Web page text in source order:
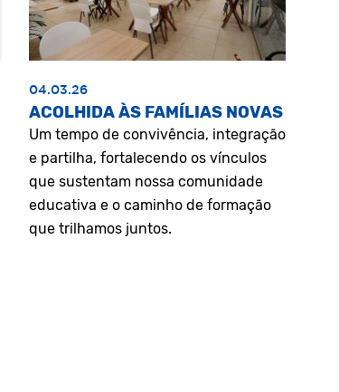
04.03.26
ACOLHIDA ÀS FAMÍLIAS NOVAS
Um tempo de convivência, integração
e partilha, fortalecendo os vínculos
que sustentam nossa comunidade
educativa e o caminho de formação
que trilhamos juntos.